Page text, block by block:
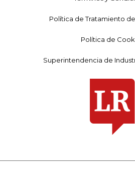
Política de Tratamiento
Política de
Superintendencia de